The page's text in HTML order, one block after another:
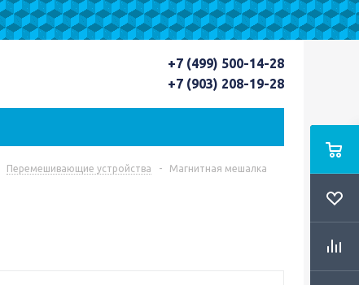
+7 (499) 500-14-28
+7 (903) 208-19-28
Перемешивающие устройства -
Магнитная мешалка